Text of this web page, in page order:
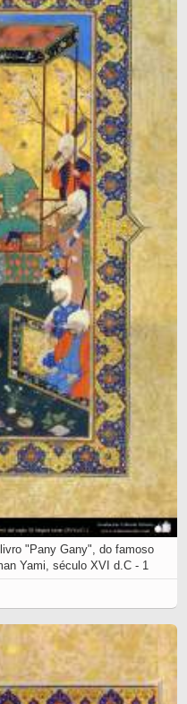
"Pany Gany", do famoso
Yami, século XVI d.C - 1